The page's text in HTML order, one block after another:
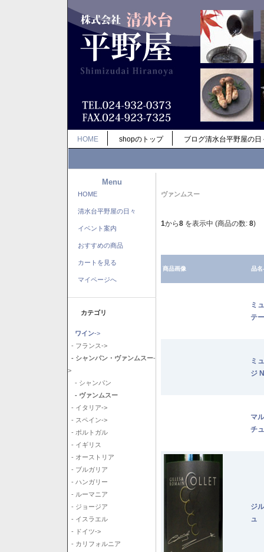
HOME shopのトップ ブログ清水台平野屋の日
Menu
HOME
清水台平野屋の日々
イベント案内
おすすめの商品
カートを見る
マイページへ
カテゴリ
ワイン->
- フランス->
- シャンパン・ヴァンムスー-
>
- シャンパン
- ヴァンムスー
- イタリア->
- スペイン->
- ポルトガル
- イギリス
- オーストリア
- ブルガリア
- ハンガリー
- ルーマニア
- ジョージア
- イスラエル
- ドイツ->
- カリフォルニア
ヴァンムスー
1から8 を表示中 (商品の数: 8)
商品画像 品名-
ミ
テ
ミ
ジ
マ
チ
ジ
ュ